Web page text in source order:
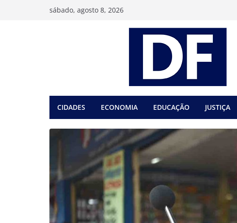
sábado, agosto 8, 2026
CIDADES ECONOMIA EDUCAÇÃO JUSTIÇA